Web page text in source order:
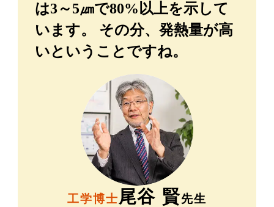
は3～5㎛で80%以上を示して
います。
その分、発熱量が高
いということですね。
工学博士尾谷 賢先生